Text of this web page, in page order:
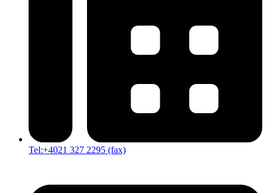
Tel:+4021 327 2295 (fax)